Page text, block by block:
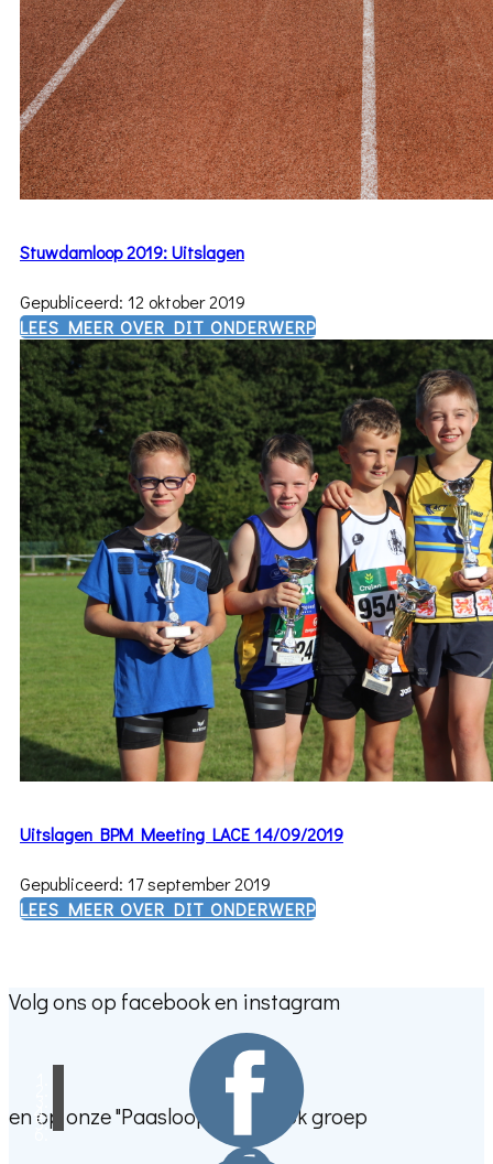
Stuwdamloop 2019: Uitslagen
Gepubliceerd: 12 oktober 2019
​LEES MEER OVER DIT ONDERWERP
Uitslagen BPM Meeting LACE 14/09/2019
Gepubliceerd: 17 september 2019
​LEES MEER OVER DIT ONDERWERP
Volg ons op facebook en instagram
en op onze "Paasloop" facebook groep